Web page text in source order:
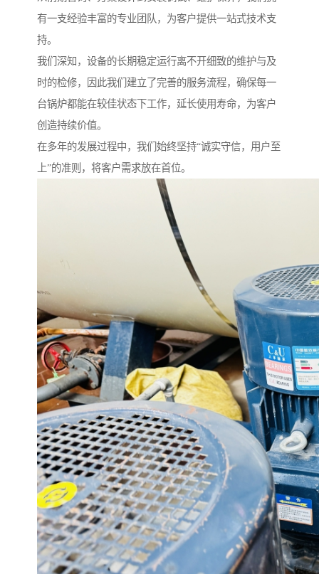
有一支经验丰富的专业团队，为客户提供一站式技术支
持。
我们深知，设备的长期稳定运行离不开细致的维护与及
时的检修，因此我们建立了完善的服务流程，确保每一
台锅炉都能在较佳状态下工作，延长使用寿命，为客户
创造持续价值。
在多年的发展过程中，我们始终坚持“诚实守信，用户至
上”的准则，将客户需求放在首位。